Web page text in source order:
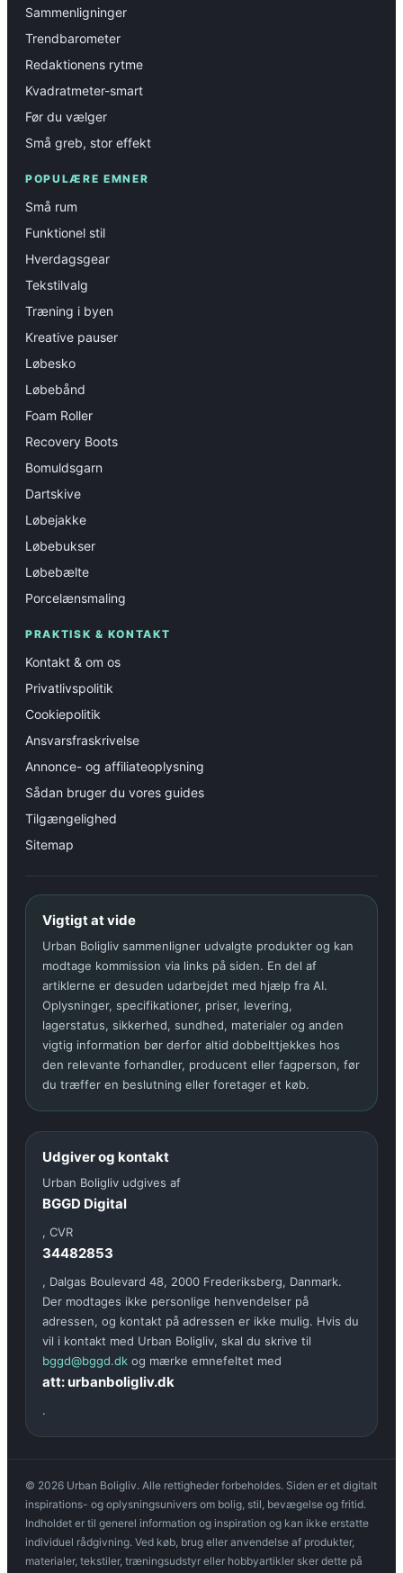
Sammenligninger
Trendbarometer
Redaktionens rytme
Kvadratmeter-smart
Før du vælger
Små greb, stor effekt
POPULÆRE EMNER
Små rum
Funktionel stil
Hverdagsgear
Tekstilvalg
Træning i byen
Kreative pauser
Løbesko
Løbebånd
Foam Roller
Recovery Boots
Bomuldsgarn
Dartskive
Løbejakke
Løbebukser
Løbebælte
Porcelænsmaling
PRAKTISK & KONTAKT
Kontakt & om os
Privatlivspolitik
Cookiepolitik
Ansvarsfraskrivelse
Annonce- og affiliateoplysning
Sådan bruger du vores guides
Tilgængelighed
Sitemap
Vigtigt at vide
Urban Boligliv sammenligner udvalgte produkter og kan
modtage kommission via links på siden. En del af
artiklerne er desuden udarbejdet med hjælp fra AI.
Oplysninger, specifikationer, priser, levering,
lagerstatus, sikkerhed, sundhed, materialer og anden
vigtig information bør derfor altid dobbelttjekkes hos
den relevante forhandler, producent eller fagperson, før
du træffer en beslutning eller foretager et køb.
Udgiver og kontakt
Urban Boligliv udgives af
BGGD Digital
, CVR
34482853
, Dalgas Boulevard 48, 2000 Frederiksberg, Danmark.
Der modtages ikke personlige henvendelser på
adressen, og kontakt på adressen er ikke mulig. Hvis du
vil i kontakt med Urban Boligliv, skal du skrive til
bggd@bggd.dk og mærke emnefeltet med
att: urbanboligliv.dk
.
© 2026 Urban Boligliv. Alle rettigheder forbeholdes. Siden er et digitalt
inspirations- og oplysningsunivers om bolig, stil, bevægelse og fritid.
Indholdet er til generel information og inspiration og kan ikke erstatte
individuel rådgivning. Ved køb, brug eller anvendelse af produkter,
materialer, tekstiler, træningsudstyr eller hobbyartikler sker dette på